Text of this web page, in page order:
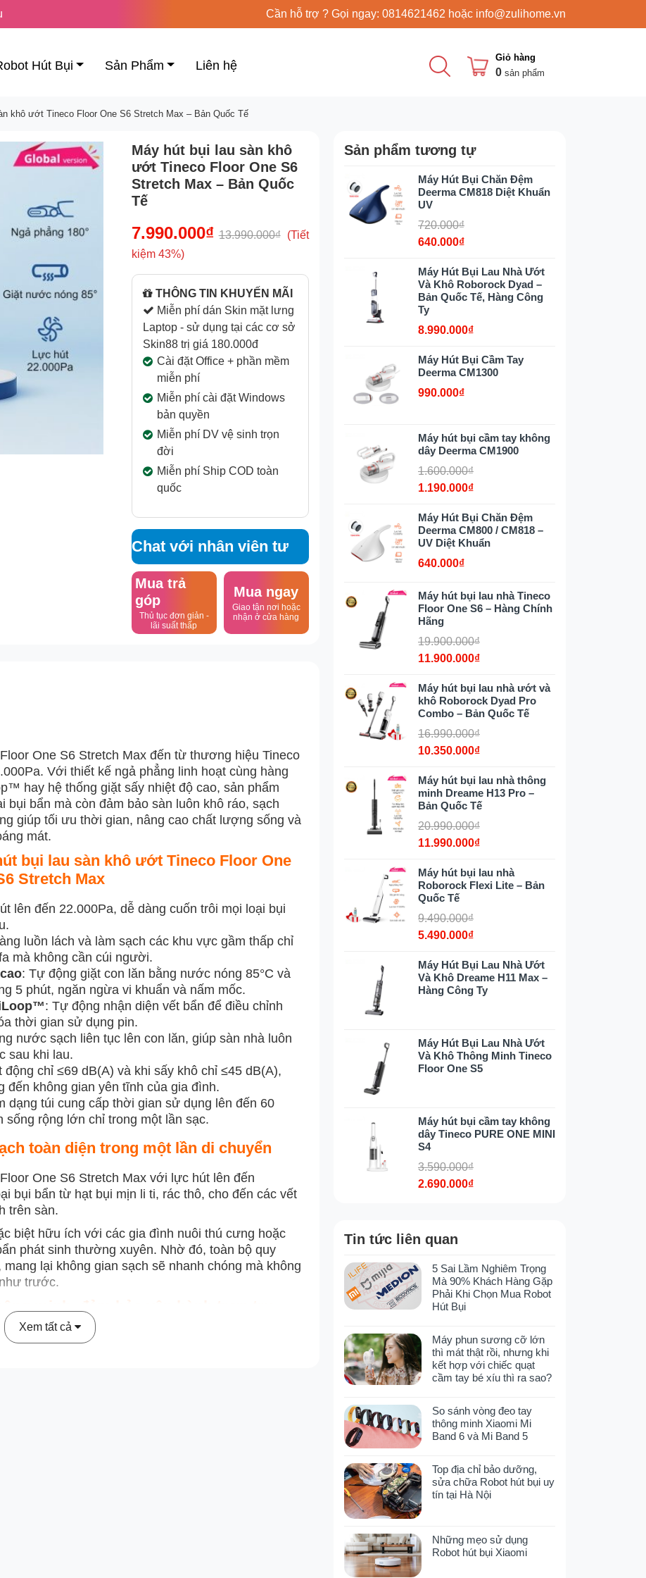
Cần hỗ trợ ? Gọi ngay: 0814621462 hoặc info@zulihome.vn
Hút Bụi Sản Phẩm Liên hệ
Giỏ hàng
0 sản phẩm
khô ướt Tineco Floor One S6 Stretch Max – Bản Quốc Tế
Máy hút bụi lau sàn khô
ướt Tineco Floor One S6
Stretch Max – Bản Quốc
Tế
7.990.000₫13.990.000₫
(Tiết
kiệm 43%)
THÔNG TIN KHUYẾN MÃI
Miễn phí dán Skin mặt lưng
Laptop - sử dụng tại các cơ sở
Skin88 trị giá 180.000đ
Cài đặt Office + phần mềm
miễn phí
Miễn phí cài đặt Windows
bản quyền
Miễn phí DV vệ sinh trọn
đời
Miễn phí Ship COD toàn
quốc
Chat với nhân viên tư
vấn
Mua trả
góp
Thủ tục đơn giản -
lãi suất thấp
Mua ngay
Giao tận nơi hoặc
nhận ở cửa hàng
One S6 Stretch Max đến từ thương hiệu Tineco
Với thiết kế ngả phẳng linh hoạt cùng hàng
hay hệ thống giặt sấy nhiệt độ cao, sản phẩm
bụi bẩn mà còn đảm bảo sàn luôn khô ráo, sạch
giúp tối ưu thời gian, nâng cao chất lượng sống và
mát.
bụi lau sàn khô ướt Tineco Floor One
Stretch Max
lên đến 22.000Pa, dễ dàng cuốn trôi mọi loại bụi
luồn lách và làm sạch các khu vực gầm thấp chỉ
mà không cần cúi người.
: Tự động giặt con lăn bằng nước nóng 85°C và
5 phút, ngăn ngừa vi khuẩn và nấm mốc.
: Tự động nhận diện vết bẩn để điều chỉnh
thời gian sử dụng pin.
nước sạch liên tục lên con lăn, giúp sàn nhà luôn
sau khi lau.
động chỉ ≤69 dB(A) và khi sấy khô chỉ ≤45 dB(A),
đến không gian yên tĩnh của gia đình.
dạng túi cung cấp thời gian sử dụng lên đến 60
sống rộng lớn chỉ trong một lần sạc.
toàn diện trong một lần di chuyển
One S6 Stretch Max với lực hút lên đến
bụi bẩn từ hạt bụi mịn li ti, rác thô, cho đến các vết
trên sàn.
biệt hữu ích với các gia đình nuôi thú cưng hoặc
phát sinh thường xuyên. Nhờ đó, toàn bộ quy
lại không gian sạch sẽ nhanh chóng mà không
trước.
minh, đảm bảo vận hành trơn tru
giá trên Tineco Floor One S6 Stretch Max là hệ
Xem tất cả
Sản phẩm tương tự
Máy Hút Bụi Chăn Đệm
Deerma CM818 Diệt Khuẩn
UV
720.000₫
640.000₫
Máy Hút Bụi Lau Nhà Ướt
Và Khô Roborock Dyad –
Bản Quốc Tế, Hàng Công
Ty
8.990.000₫
Máy Hút Bụi Cầm Tay
Deerma CM1300
990.000₫
Máy hút bụi cầm tay không
dây Deerma CM1900
1.600.000₫
1.190.000₫
Máy Hút Bụi Chăn Đệm
Deerma CM800 / CM818 –
UV Diệt Khuẩn
640.000₫
Máy hút bụi lau nhà Tineco
Floor One S6 – Hàng Chính
Hãng
19.900.000₫
11.900.000₫
Máy hút bụi lau nhà ướt và
khô Roborock Dyad Pro
Combo – Bản Quốc Tế
16.990.000₫
10.350.000₫
Máy hút bụi lau nhà thông
minh Dreame H13 Pro –
Bản Quốc Tế
20.990.000₫
11.990.000₫
Máy hút bụi lau nhà
Roborock Flexi Lite – Bản
Quốc Tế
9.490.000₫
5.490.000₫
Máy Hút Bụi Lau Nhà Ướt
Và Khô Dreame H11 Max –
Hàng Công Ty
Máy Hút Bụi Lau Nhà Ướt
Và Khô Thông Minh Tineco
Floor One S5
Máy hút bụi cầm tay không
dây Tineco PURE ONE MINI
S4
3.590.000₫
2.690.000₫
Tin tức liên quan
5 Sai Lầm Nghiêm Trọng
Mà 90% Khách Hàng Gặp
Phải Khi Chọn Mua Robot
Hút Bụi
Máy phun sương cỡ lớn
thì mát thật rồi, nhưng khi
kết hợp với chiếc quạt
cầm tay bé xíu thì ra sao?
So sánh vòng đeo tay
thông minh Xiaomi Mi
Band 6 và Mi Band 5
Top địa chỉ bảo dưỡng,
sửa chữa Robot hút bụi uy
tín tại Hà Nội
Những mẹo sử dụng
Robot hút bụi Xiaomi